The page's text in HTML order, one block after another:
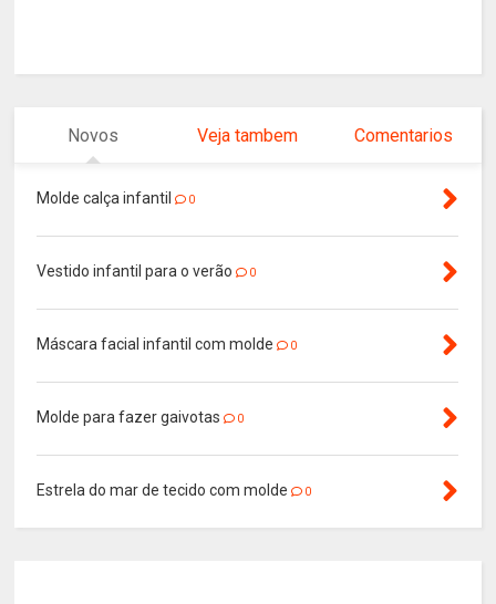
Novos Veja tambem Comentarios
Molde calça infantil 0
Vestido infantil para o verão 0
Máscara facial infantil com molde 0
Molde para fazer gaivotas 0
Estrela do mar de tecido com molde 0